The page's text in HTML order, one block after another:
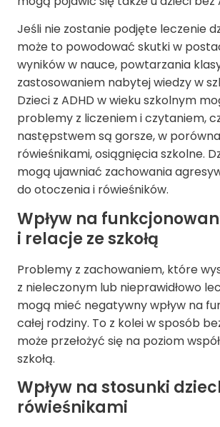
Jeśli nie zostanie podjęte leczenie
może to powodować skutki w
wyników w nauce, powtarzania
zastosowaniem nabytej wiedzy w
Dzieci z ADHD w wieku szkolnym
problemy z liczeniem i czytaniem,
następstwem są gorsze, w
rówieśnikami, osiągnięcia szkolne.
mogą ujawniać zachowania
do otoczenia i rówieśników.
Wpływ na
i relacje ze szkołą
Problemy z zachowaniem, które
z nieleczonym lub nieprawidłowo
mogą mieć negatywny wpływ na
całej rodziny. To z kolei w sposób
może przełożyć się na poziom
szkołą.
Wpływ na stosunki
rówieśnikami